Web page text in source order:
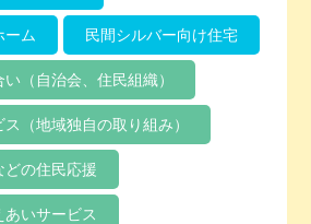
ーム 民間シルバー向け住宅
（自治会、住民組織）
（地域独自の取り組み）
どの住民応援
あいサービス